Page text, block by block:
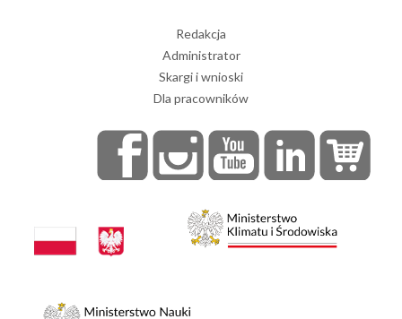
Redakcja
Administrator
Skargi i wnioski
Dla pracowników